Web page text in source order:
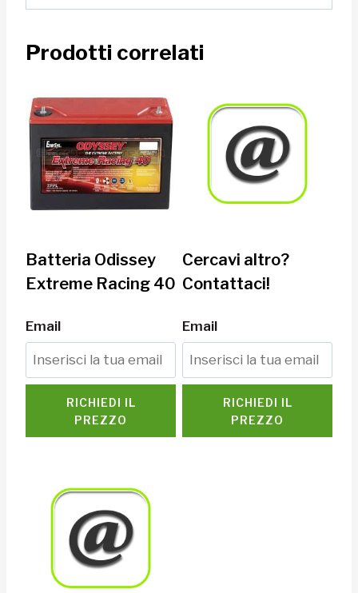
Prodotti correlati
Batteria Odissey
Extreme Racing 40
Email
RICHIEDI IL
PREZZO
Cercavi altro?
Contattaci!
Email
RICHIEDI IL
PREZZO